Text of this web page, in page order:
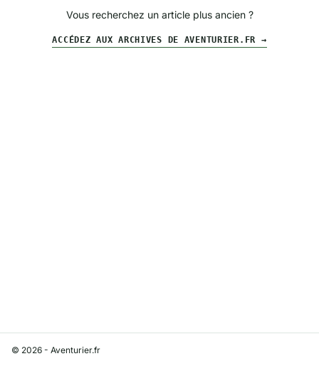
Vous recherchez un article plus ancien ?
ACCÉDEZ AUX ARCHIVES DE AVENTURIER.FR →
© 2026 - Aventurier.fr